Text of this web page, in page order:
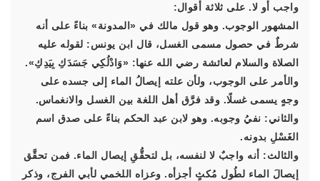
واجب أو لا. على ثلاثة أقوال:
المشهور الوجوب. وهو قول مالك في «المدونة» بناءً على أنه
شرطٌ في حصول مسمى الغسل، قال ابن يونس: لقوله عليه
الصلاة والسلام لعائشة رضي الله عنها: «وَادْلُكِي جَسَدَكِ بِيَدِكِ».
والأمر على الوجوب، ولأن علته إيصالُ الماء إلى جسده على
وجهٍ يسمى غسلًا. وقد فرَّق أهل اللغة بين الغسل والانغماس.
والثاني: نفيُ وجوبه. وهو لابن عبد الحكم بناءً على صدق اسم
الغَسْلِ بدونه.
والثالث: أنه واجبٌ لا لنفسه، بل لتحقُّقِ إيصال الماء. فمن تحقَّق
إيصالَ الماء لطُول مُكثٍ أجزأه. وعزاه اللخمي لأبي الفرج، وذكر